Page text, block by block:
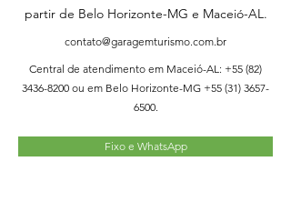
partir de Belo Horizonte-MG e Maceió-AL.
contato@garagemturismo.com.br
Central de atendimento em Maceió-AL: +55 (82)
3436-8200 ou em Belo Horizonte-MG +55 (31) 3657-
6500.
Fixo e WhatsApp